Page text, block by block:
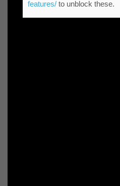
features/to unblock these.